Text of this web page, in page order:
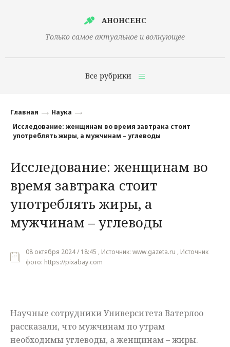
АНОНСЕНС
Только самое актуальное и волнующее
Все рубрики
Финансы
Наука
Культура
Общество
Политика
Происшествия
Главная
Наука
Исследование: женщинам во время завтрака стоит
употреблять жиры, а мужчинам – углеводы
Исследование: женщинам во
время завтрака стоит
употреблять жиры, а
мужчинам – углеводы
08 октября 2024 / 18:45 , Источник: www.gazeta.ru , Источник
фото: https://pixabay.com
Научные сотрудники Университета Ватерлоо
рассказали, что мужчинам по утрам
необходимы углеводы, а женщинам – жиры.